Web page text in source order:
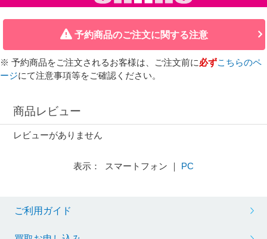
予約商品のご注文に関する注意
※ 予約商品をご注文されるお客様は、ご注文前に必ずこちらのペ
ージにて注意事項等をご確認ください。
商品レビュー
レビューがありません
表示： スマートフォン ｜ PC
ご利用ガイド